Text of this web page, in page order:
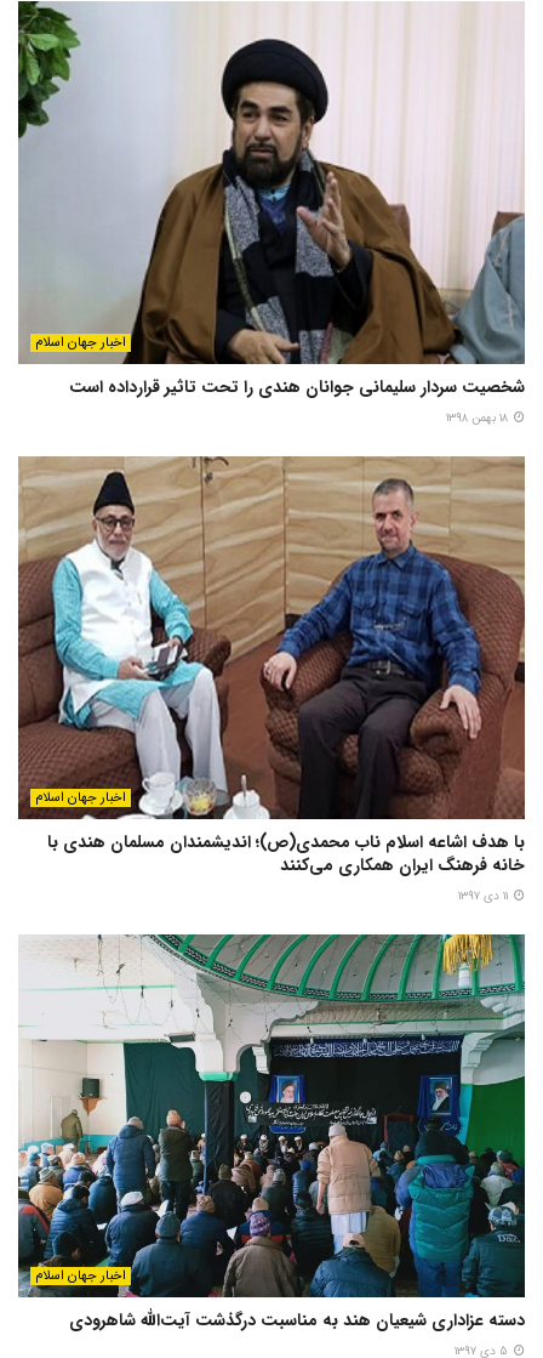
اخبار جهان اسلام
شخصیت سردار سلیمانی جوانان هندی را تحت تاثیر قرارداده است
اخبار جهان اسلام
با هدف اشاعه اسلام ناب محمدی(ص)؛ اندیشمندان مسلمان هندی با
خانه فرهنگ ایران همکاری می‌کنند
اخبار جهان اسلام
دسته عزاداری شیعیان هند به مناسبت درگذشت آیت‌الله شاهرودی